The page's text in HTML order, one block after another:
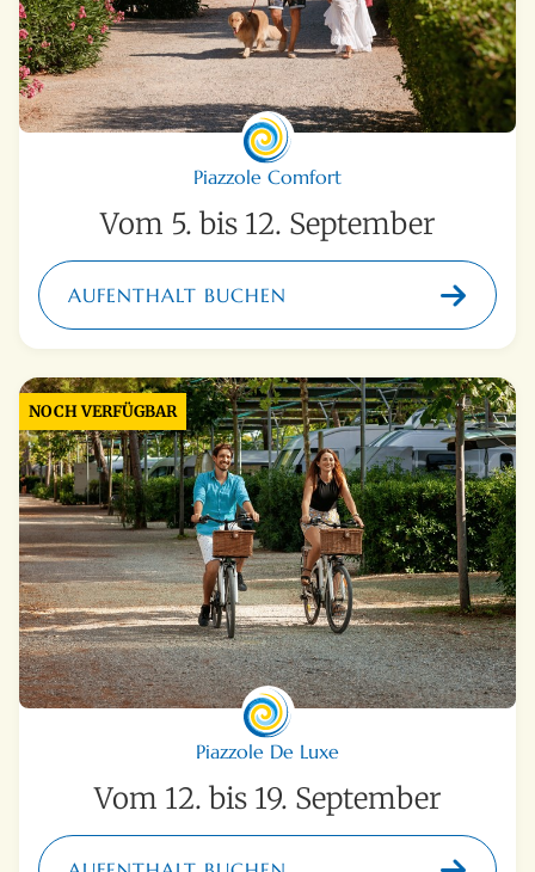
Piazzole Comfort
Vom 5. bis 12. September
AUFENTHALT BUCHEN
NOCH VERFÜGBAR
Piazzole De Luxe
Vom 12. bis 19. September